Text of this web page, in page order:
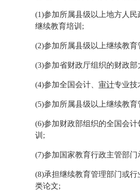
(1)参加所属县级以上地方人
继续教育培训;
(2)参加所属县级以上继续教
(3)参加省财政厅组织的财政
(4)参加全国会计、 审计专业技
(5)参加所属县级以上继续教
(6)参加财政部组织的全国会
训;
(7)参加国家教育行政主管部
(8)承担继续教育管理部门或
类论文;